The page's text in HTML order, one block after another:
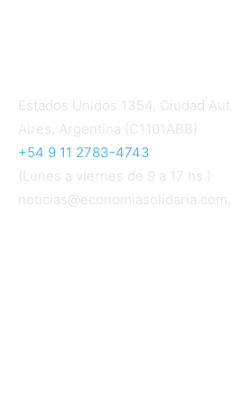
Estados Unidos 1354, Ciudad
Aires, Argentina (C1101ABB)
+54 9 11 2783-4743
(Lunes a viernes de 9 a 17 hs.)